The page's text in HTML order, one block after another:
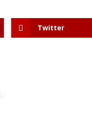
Twitter